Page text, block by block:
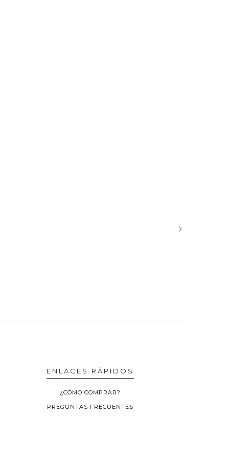
ENLACES RÁPIDOS
¿CÓMO COMPRAR?
PREGUNTAS FRECUENTES